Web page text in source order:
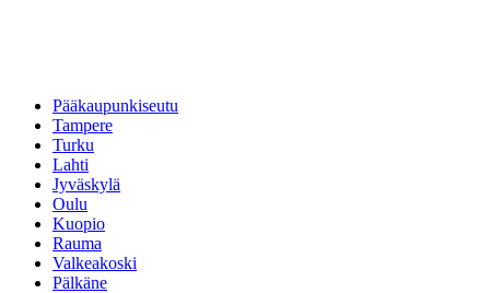
Pääkaupunkiseutu
Tampere
Turku
Lahti
Jyväskylä
Oulu
Kuopio
Rauma
Valkeakoski
Pälkäne